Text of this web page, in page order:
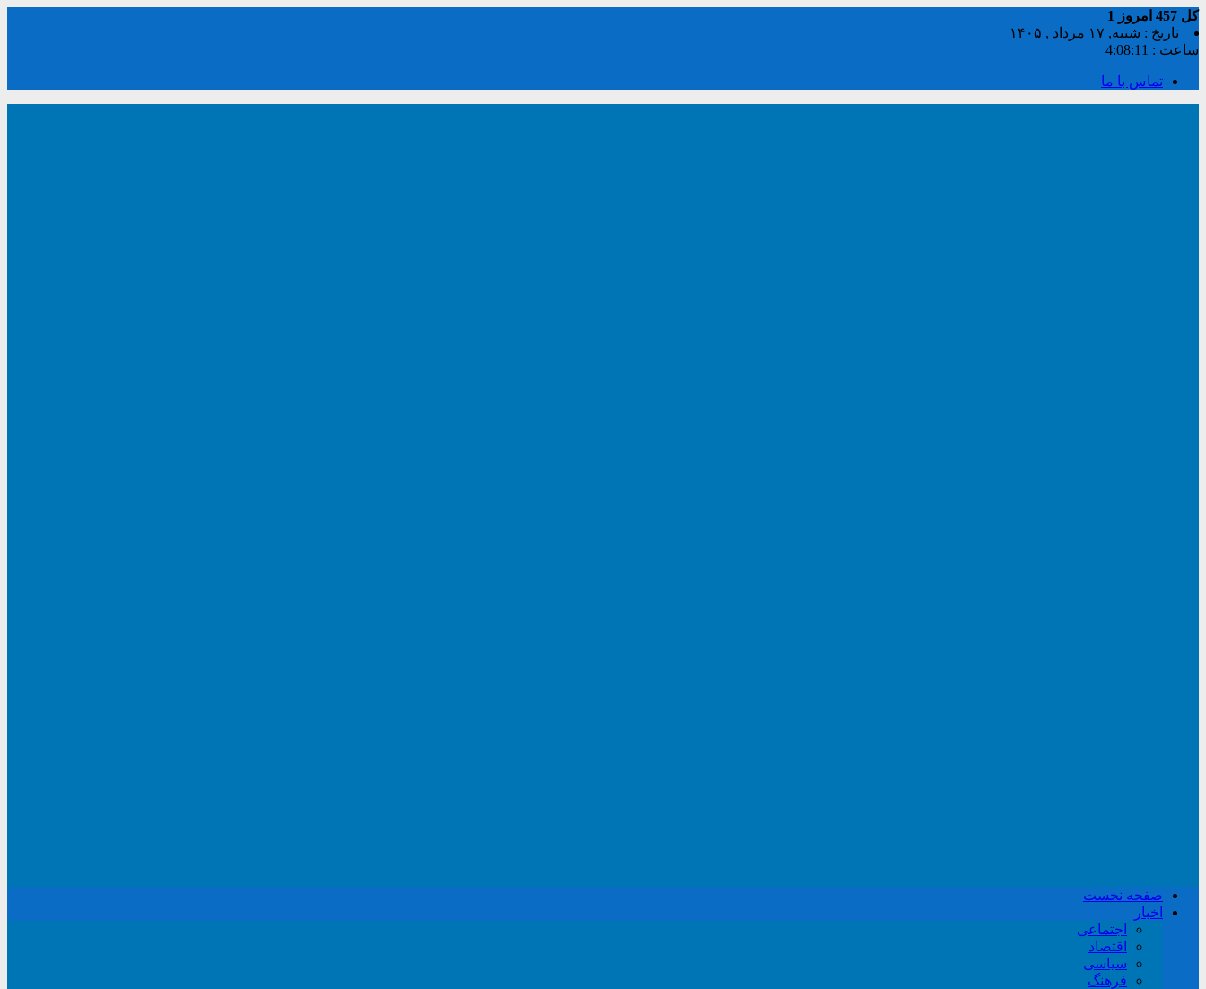
کل امروز
1
تاریخ : شنبه, ۱۷ مرداد , ۱۴۰۵
ساعت : 4:08:12
تماس با ما
صفحه نخست
اخبار
اجتماعی
اقتصاد
سیاسی
فرهنگ